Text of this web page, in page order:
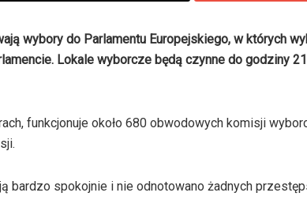
wybory do Parlamentu Europejskiego, w których
Lokale wyborcze będą czynne do godziny
funkcjonuje około 680 obwodowych komisji
bardzo spokojnie i nie odnotowano żadnych